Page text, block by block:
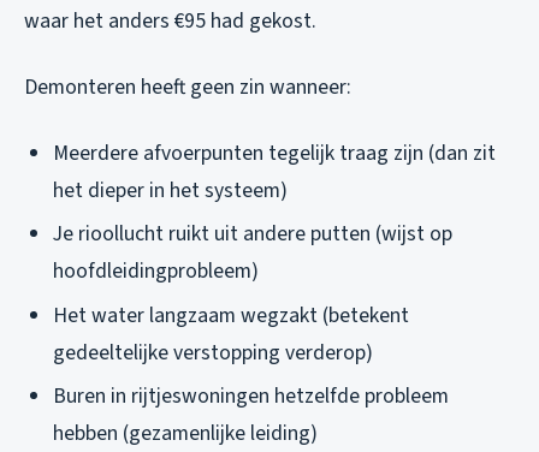
waar het anders €95 had gekost.
Demonteren heeft geen zin wanneer:
Meerdere afvoerpunten tegelijk traag zijn (dan zit
het dieper in het systeem)
Je rioollucht ruikt uit andere putten (wijst op
hoofdleidingprobleem)
Het water langzaam wegzakt (betekent
gedeeltelijke verstopping verderop)
Buren in rijtjeswoningen hetzelfde probleem
hebben (gezamenlijke leiding)